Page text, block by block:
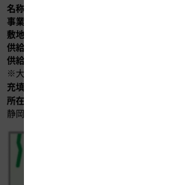
名称
事業者
敷地面積
供給方式
供給能力
※大型トラックにも短時間で充填が可能
充填圧力
所在地
静岡県御殿場市深沢字前野原